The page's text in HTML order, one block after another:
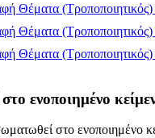
Θέματα
Θέματα
Θέματα
ενοποιημένο
στο ενοποιημένο